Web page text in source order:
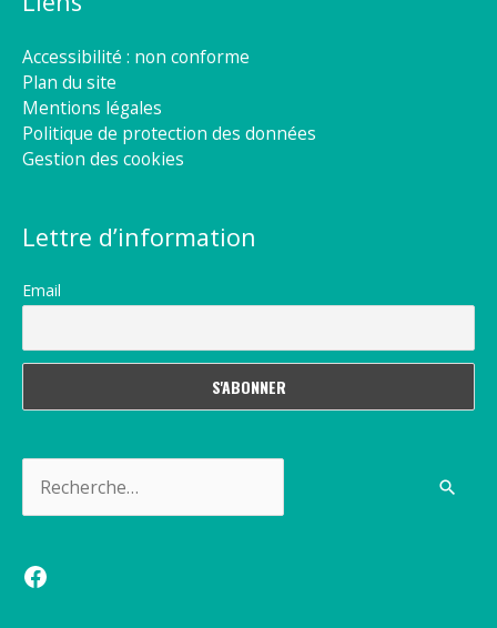
Accessibilité : non conforme
Plan du site
Mentions légales
Politique de protection des données
Gestion des cookies
Lettre d’information
Email
Facebook